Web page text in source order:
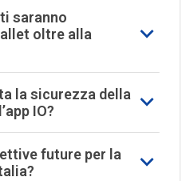
saranno
oltre alla
la sicurezza della
IO?
future per la